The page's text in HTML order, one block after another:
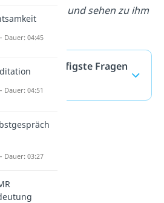
verlassen und sehen zu ihm
— häufigste Fragen
Dauer: 04:45
Dauer: 04:51
Dauer: 03:27